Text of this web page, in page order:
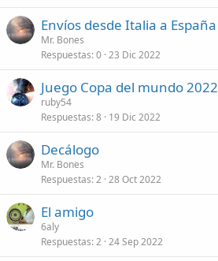
Envíos desde Italia a España
Mr. Bones
Respuestas 0 23 Dic 2022
Juego Copa del mundo 2022
ruby54
Respuestas 8 19 Dic 2022
Decálogo
Mr. Bones
Respuestas 2 28 Oct 2022
El amigo
6aly
Respuestas 2 24 Sep 2022